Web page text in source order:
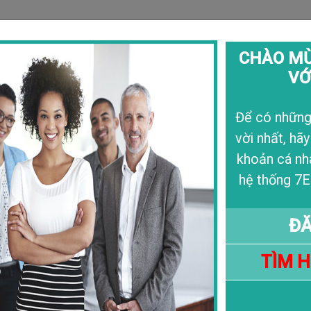
Học Bổng -
CHÀO
Để có
vời nhất,
khoản cá
hệ thống
TÌM